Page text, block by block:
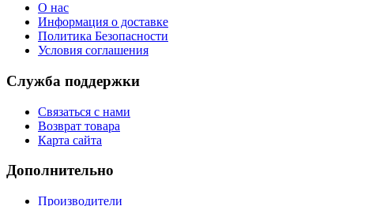
О нас
Информация о доставке
Политика Безопасности
Условия соглашения
Служба поддержки
Связаться с нами
Возврат товара
Карта сайта
Дополнительно
Производители